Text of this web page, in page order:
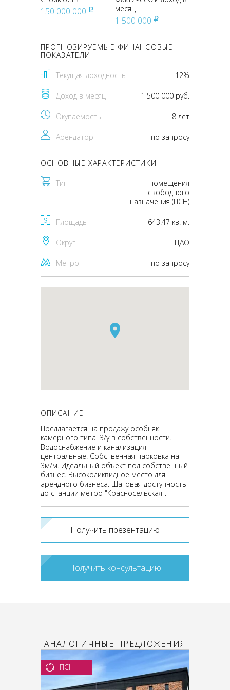
150 000 000 pуб
месяц
1 500 000 pуб
ПРОГНОЗИРУЕМЫЕ ФИНАНСОВЫЕ
ПОКАЗАТЕЛИ
Текущая доходность 12%
Доход в месяц 1 500 000 руб.
Окупаемость 8 лет
Арендатор по запросу
ОСНОВНЫЕ ХАРАКТЕРИСТИКИ
Тип
помещения
свободного
назначения (ПСН)
Площадь 643.47 кв. м.
Округ ЦАО
Метро по запросу
ОПИСАНИЕ
Предлагается на продажу особняк
камерного типа. З/у в собственности.
Водоснабжение и канализация
центральные. Собственная парковка на
3м/м. Идеальный объект под собственный
бизнес. Высоколиквидное место для
арендного бизнеса. Шаговая доступность
до станции метро "Красносельская".
Получить презентацию
Получить консультацию
АНАЛОГИЧНЫЕ ПРЕДЛОЖЕНИЯ
ПСН